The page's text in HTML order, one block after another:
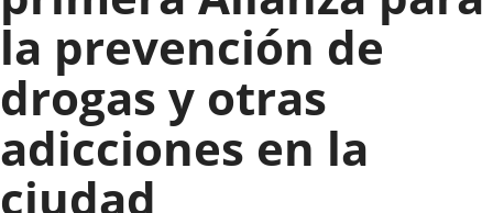
la prevención de
drogas y otras
adicciones en la
ciudad